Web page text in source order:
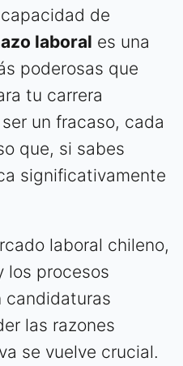
de
laboral es una
poderosas que
tu carrera
un fracaso, cada
que, si sabes
significativamente
laboral chileno,
los procesos
candidaturas
las razones
se vuelve crucial.